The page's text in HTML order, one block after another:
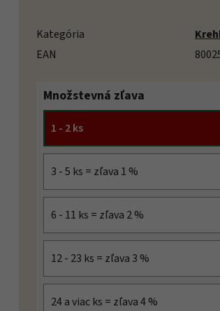
Kategória
EAN
Množstevná zľava
1 - 2 ks
3 - 5 ks = zľava 1 %
6 - 11 ks = zľava 2 %
12 - 23 ks = zľava 3 %
24 a viac ks = zľava 4 %